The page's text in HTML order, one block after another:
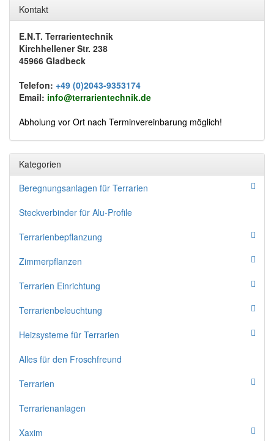
Kontakt
E.N.T. Terrarientechnik
Kirchhellener Str. 238
45966 Gladbeck
Telefon: +49 (0)2043-9353174
Email: info@terrarientechnik.de
Abholung vor Ort nach Terminvereinbarung möglich!
Kategorien
Beregnungsanlagen für Terrarien
Steckverbinder für Alu-Profile
Terrarienbepflanzung
Zimmerpflanzen
Terrarien Einrichtung
Terrarienbeleuchtung
Heizsysteme für Terrarien
Alles für den Froschfreund
Terrarien
Terrarienanlagen
Xaxim